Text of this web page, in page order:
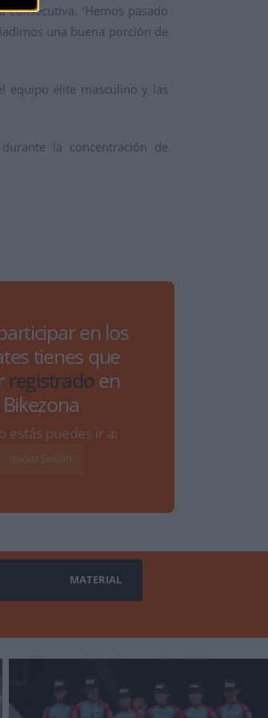
‘Hemos pasado
una buena porción de
equipo élite masculino y las
la concentración de
en los
tienes que
registradoen
Bikezona
estás puedes ir a:
Iniciar Sesión
MATERIAL